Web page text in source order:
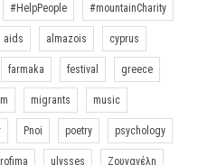
#HelpPeople #mountainCharity
aids almazois cyprus
farmaka festival greece
migrants music
Pnoi poetry psychology
ulysses Ζουγανέλη